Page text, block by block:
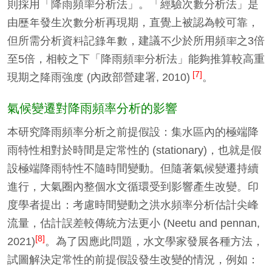
則採用「降雨頻率分析法」。「經驗次數分析法」是
由歷年發生次數分析再現期，直覺上被認為較可靠，
但所需分析資料記錄年數，建議不少於所用頻率之3倍
至5倍，相較之下「降雨頻率分析法」能夠推算較高重
現期之降雨強度 (內政部營建署, 2010) [7]。
氣候變遷對降雨頻率分析的影響
本研究降雨頻率分析之前提假設：集水區內的極端降
雨特性相對於時間是定常性的 (stationary)，也就是假
設極端降雨特性不隨時間變動。但隨著氣候變遷持續
進行，大氣圈內整個水文循環受到影響產生改變。印
度學者提出：考慮時間變動之洪水頻率分析估計尖峰
流量，估計誤差較傳統方法更小 (Neetu and pennan,
2021)[8]。為了因應此問題，水文學家發展各種方法，
試圖解決定常性的前提假設發生改變的情況，例如：